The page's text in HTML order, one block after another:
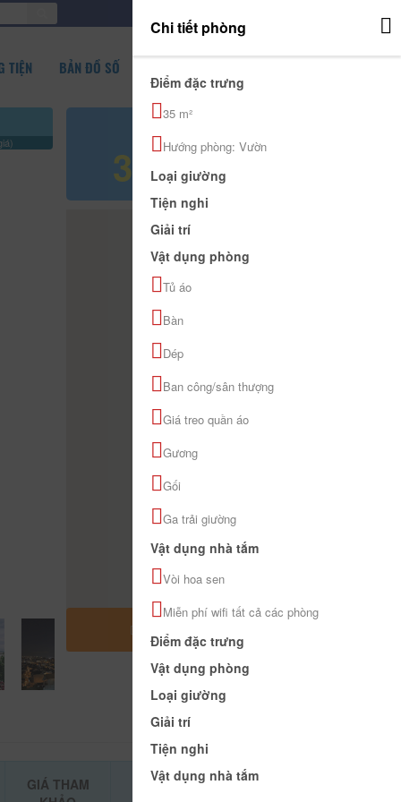
TIỆN BẢN ĐỒ SỐ
Giá tham khảo
350.000 đ
MỞ RỘNG BẢN ĐỒ
GIÁ THAM
Chi tiết phòng
Điểm đặc trưng
35 m²
Hướng phòng: Vườn
Loại giường
Tiện nghi
Giải trí
Vật dụng phòng
Tủ áo
Bàn
Dép
Ban công/sân thượng
Giá treo quần áo
Gương
Gối
Ga trải giường
Vật dụng nhà tắm
Vòi hoa sen
Miễn phí wifi tất cả các phòng
Điểm đặc trưng
Vật dụng phòng
Loại giường
Giải trí
Tiện nghi
Vật dụng nhà tắm